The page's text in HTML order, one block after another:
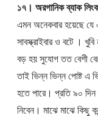
১৭। অরগানিক ব্যাক
এমন অনেকবার হয়েছে যে
সাবস্ক্রাইবার ও বটে ।
বড় হয় সুযোগ তত বেশী
তাই ভিন্ন ভিন্ন পোষ্ট এ
হতে পারে। প্রতি ৯০ দিন
নিবেন। মাঝে মাঝে কিছু